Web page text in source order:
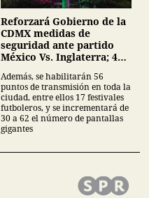
Reforzará Gobierno de la
CDMX medidas de
seguridad ante partido
México Vs. Inglaterra; 40
62 pantallas en festivales
futboleros;
Además, se habilitarán 56
puntos de transmisión en toda la
ciudad, entre ellos 17 festivales
futboleros, y se incrementará de
30 a 62 el número de pantallas
gigantes